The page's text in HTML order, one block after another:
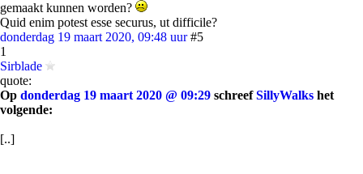
gemaakt kunnen worden?
Quid enim potest esse securus, ut difficile?
donderdag 19 maart 2020, 09:48 uur #5
1
Sirblade
quote:
Op donderdag 19 maart 2020 @ 09:29 schreefSillyWalks het
volgende:
[..]